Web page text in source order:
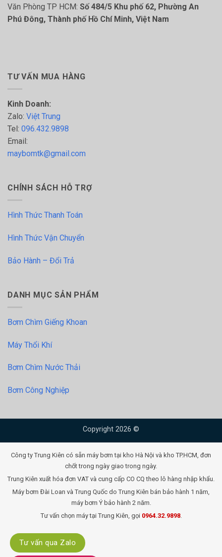
Văn Phòng TP HCM: Số 484/5 Khu phố 62, Phường An
Phú Đông, Thành phố Hồ Chí Minh, Việt Nam
TƯ VẤN MUA HÀNG
Kinh Doanh:
Zalo: Việt Trung
Tel: 096.432.9898
Email:
maybomtk@gmail.com
CHÍNH SÁCH HỖ TRỢ
Hình Thức Thanh Toán
Hình Thức Vận Chuyển
Bảo Hành – Đổi Trả
DANH MỤC SẢN PHẨM
Bơm Chìm Giếng Khoan
Máy Thổi Khí
Bơm Chìm Nước Thải
Bơm Công Nghiệp
Copyright 2026 ©
Tư vấn qua Zalo
Công ty Trung Kiên có sẵn máy bơm tại kho Hà Nội và kho TP.HCM, đơn
chốt trong ngày giao trong ngày.
Trung Kiên xuất hóa đơn VAT và cung cấp CO CQ theo lô hàng nhập khẩu.
Máy bơm Đài Loan và Trung Quốc do Trung Kiên bán bảo hành 1 năm,
máy bơm Ý bảo hành 2 năm.
Tư vấn chọn máy tại Trung Kiên, gọi 0964.32.9898.